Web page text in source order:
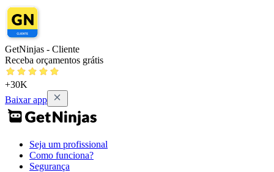
GetNinjas - Cliente
Receba orçamentos grátis
+30K
Baixar app
Seja um profissional
Como funciona?
Segurança